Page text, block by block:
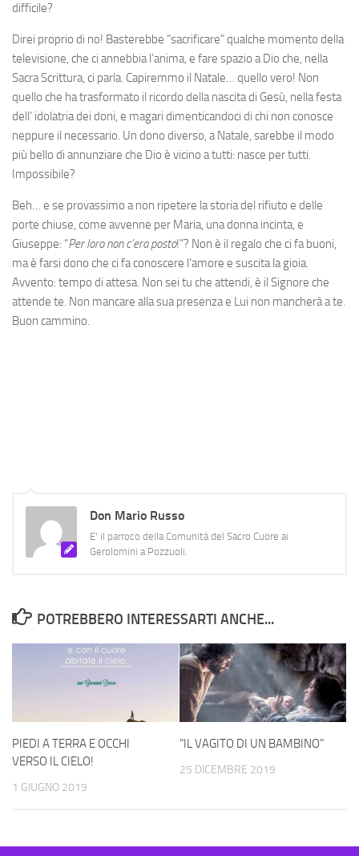
difficile?
Direi proprio di no! Basterebbe “sacrificare” qualche momento della
televisione, che ci annebbia l’anima, e fare spazio a Dio che, nella
Sacra Scrittura, ci parla. Capiremmo il Natale… quello vero! Non
quello che ha trasformato il ricordo della nascita di Gesù, nella festa
dell’ idolatria dei doni, e magari dimenticandoci di chi non conosce
neppure il necessario. Un dono diverso, a Natale, sarebbe il modo
più bello di annunziare che Dio è vicino a tutti: nasce per tutti.
Impossibile?
Beh… e se provassimo a non ripetere la storia del rifiuto e delle
porte chiuse, come avvenne per Maria, una donna incinta, e
Giuseppe: “Per loro non c’era posto!”? Non è il regalo che ci fa buoni,
ma è farsi dono che ci fa conoscere l’amore e suscita la gioia.
Avvento: tempo di attesa. Non sei tu che attendi, è il Signore che
attende te. Non mancare alla sua presenza e Lui non mancherà a te.
Buon cammino.
Don Mario Russo
E' il parroco della Comunità del Sacro Cuore ai
Gerolomini a Pozzuoli.
POTREBBERO INTERESSARTI ANCHE...
PIEDI A TERRA E OCCHI
VERSO IL CIELO!
1 GIUGNO 2019
“IL VAGITO DI UN BAMBINO”
25 DICEMBRE 2019